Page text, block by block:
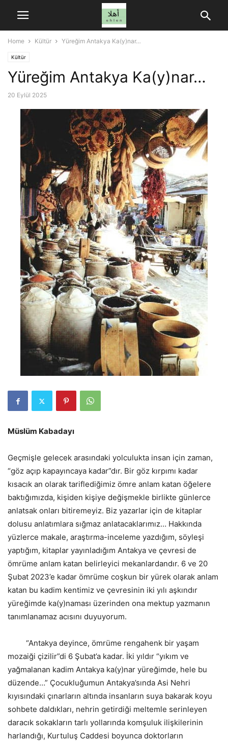
Home Kültür Yüreğim Antakya Ka(y)nar…
Kültür
Yüreğim Antakya Ka(y)nar…
20 Eylül 2025
Müslüm Kabadayı
Geçmişle gelecek arasındaki yolculukta insan için zaman,
“göz açıp kapayıncaya kadar”dır. Bir göz kırpımı kadar
kısacık an olarak tariflediğimiz ömre anlam katan öğelere
baktığımızda, kişiden kişiye değişmekle birlikte günlerce
anlatsak onları bitiremeyiz. Biz yazarlar için de kitaplar
dolusu anlatımlara sığmaz anlatacaklarımız… Hakkında
yüzlerce makale, araştırma-inceleme yazdığım, söyleşi
yaptığım, kitaplar yayınladığım Antakya ve çevresi de
ömrüme anlam katan belirleyici mekanlardandır. 6 ve 20
Şubat 2023’e kadar ömrüme coşkun bir yürek olarak anlam
katan bu kadim kentimiz ve çevresinin iki yılı aşkındır
yüreğimde ka(y)naması üzerinden ona mektup yazmanın
tanımlanamaz acısını duyuyorum.
“Antakya deyince, ömrüme rengahenk bir yaşam
mozaiği çizilir”di 6 Şubat’a kadar. İki yıldır “yıkım ve
yağmalanan kadim Antakya ka(y)nar yüreğimde, hele bu
düzende…” Çocukluğumun Antakya’sında Asi Nehri
kıyısındaki çınarların altında insanların suya bakarak koyu
sohbete daldıkları, nehrin getirdiği meltemle serinleyen
daracık sokakların tarlı yollarında komşuluk ilişkilerinin
harlandığı, Kurtuluş Caddesi boyunca doktorların